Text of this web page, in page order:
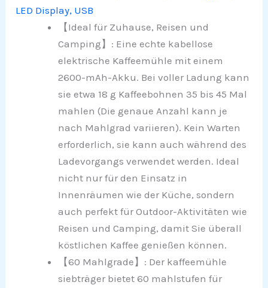
LED Display, USB
【Ideal für Zuhause, Reisen und
Camping】: Eine echte kabellose
elektrische Kaffeemühle mit einem
2600-mAh-Akku. Bei voller Ladung kann
sie etwa 18 g Kaffeebohnen 35 bis 45 Mal
mahlen (Die genaue Anzahl kann je
nach Mahlgrad variieren). Kein Warten
erforderlich, sie kann auch während des
Ladevorgangs verwendet werden. Ideal
nicht nur für den Einsatz in
Innenräumen wie der Küche, sondern
auch perfekt für Outdoor-Aktivitäten wie
Reisen und Camping, damit Sie überall
köstlichen Kaffee genießen können.
【60 Mahlgrade】: Der kaffeemühle
siebträger bietet 60 mahlstufen für